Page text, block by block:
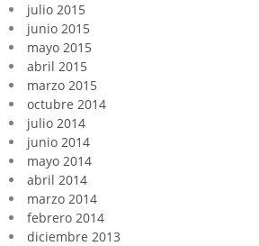
julio 2015
junio 2015
mayo 2015
abril 2015
marzo 2015
octubre 2014
julio 2014
junio 2014
mayo 2014
abril 2014
marzo 2014
febrero 2014
diciembre 2013